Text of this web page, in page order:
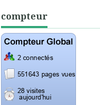
compteur